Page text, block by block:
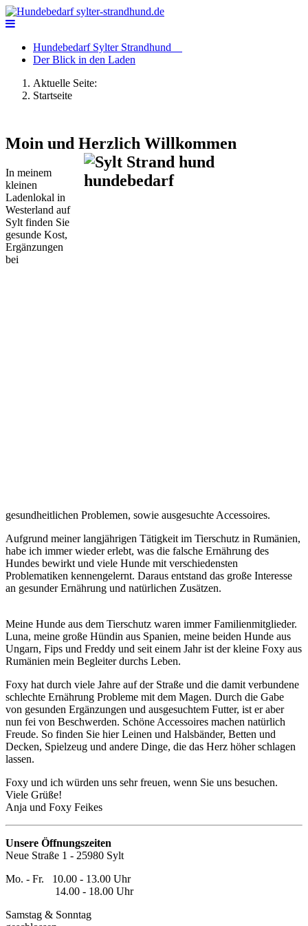
Hundebedarf Sylter Strandhund
Der Blick in den Laden
Aktuelle Seite:
Startseite
Moin und Herzlich Willkommen
In meinem
kleinen
Ladenlokal in
Westerland auf
Sylt finden Sie
gesunde Kost,
Ergänzungen
bei
gesundheitlichen Problemen, sowie ausgesuchte Accessoires.
Aufgrund meiner langjährigen Tätigkeit im Tierschutz in Rumänien,
habe ich immer wieder erlebt, was die falsche Ernährung des
Hundes bewirkt und viele Hunde mit verschiedensten
Problematiken kennengelernt. Daraus entstand das große Interesse
an gesunder Ernährung und natürlichen Zusätzen.
Meine Hunde aus dem Tierschutz waren immer Familienmitglieder.
Luna, meine große Hündin aus Spanien, meine beiden Hunde aus
Ungarn, Fips und Freddy und seit einem Jahr ist der kleine Foxy aus
Rumänien mein Begleiter durchs Leben.
Foxy hat durch viele Jahre auf der Straße und die damit verbundene
schlechte Ernährung Probleme mit dem Magen. Durch die Gabe
von gesunden Ergänzungen und ausgesuchtem Futter, ist er aber
nun fei von Beschwerden. Schöne Accessoires machen natürlich
Freude. So finden Sie hier Leinen und Halsbänder, Betten und
Decken, Spielzeug und andere Dinge, die das Herz höher schlagen
lassen.
Foxy und ich würden uns sehr freuen, wenn Sie uns besuchen.
Viele Grüße!
Anja und Foxy Feikes
Unsere Öffnungszeiten
Neue Straße 1 - 25980 Sylt
Mo. - Fr. 10.00 - 13.00 Uhr
14.00 - 18.00 Uhr
Samstag & Sonntag